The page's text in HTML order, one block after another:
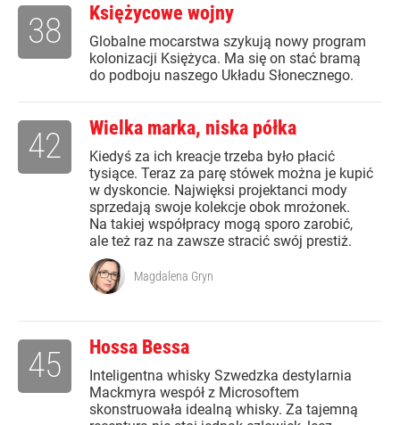
Księżycowe wojny
Globalne mocarstwa szykują nowy program
kolonizacji Księżyca. Ma się on stać bramą
do podboju naszego Układu Słonecznego.
38
Wielka marka, niska półka
Kiedyś za ich kreacje trzeba było płacić
tysiące. Teraz za parę stówek można je kupić
w dyskoncie. Najwięksi projektanci mody
sprzedają swoje kolekcje obok mrożonek.
Na takiej współpracy mogą sporo zarobić,
ale też raz na zawsze stracić swój prestiż.
42
Magdalena Gryn
Hossa Bessa
Inteligentna whisky Szwedzka destylarnia
Mackmyra wespół z Microsoftem
skonstruowała idealną whisky. Za tajemną
45